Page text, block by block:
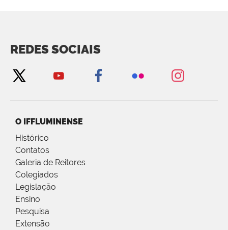
REDES SOCIAIS
O IFFLUMINENSE
Histórico
Contatos
Galeria de Reitores
Colegiados
Legislação
Ensino
Pesquisa
Extensão